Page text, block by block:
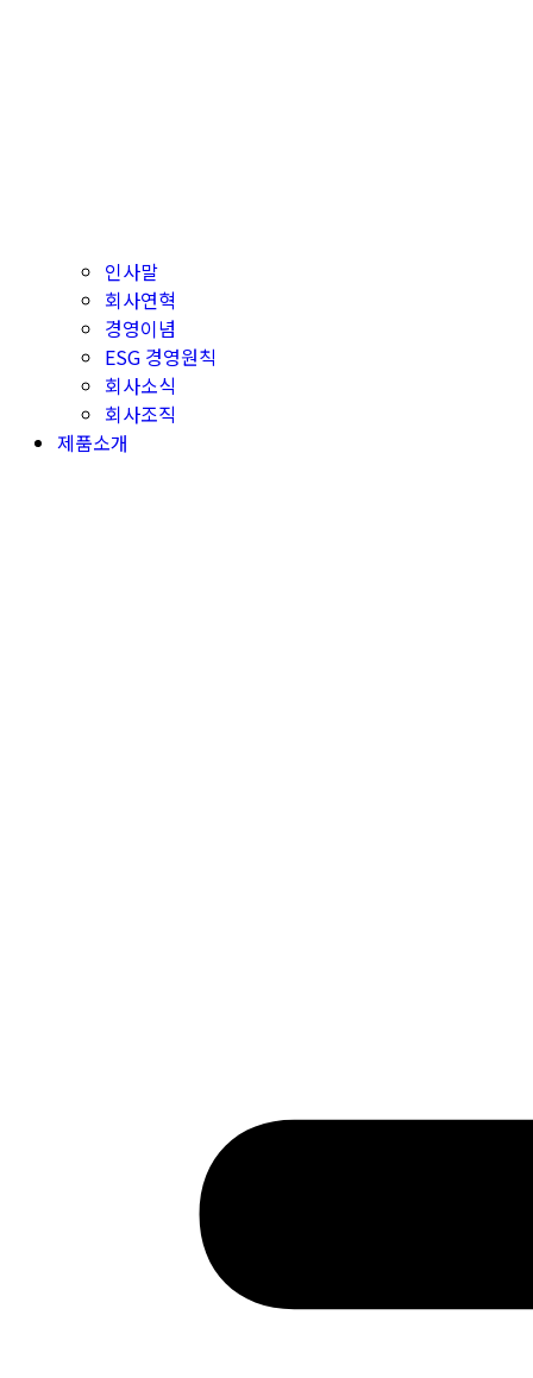
인사말
회사연혁
경영이념
ESG 경영원칙
회사소식
회사조직
제품소개